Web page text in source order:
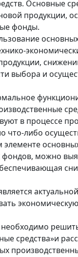
Основные
продукции,
фонды.
выбора и
в процессе
что-либо
фондов, можно
средства»и